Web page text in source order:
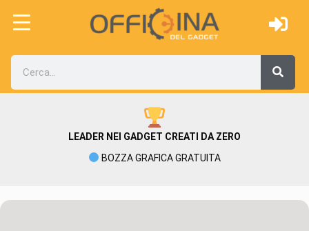
LEADER NEI GADGET CREATI DA ZERO
BOZZA GRAFICA GRATUITA